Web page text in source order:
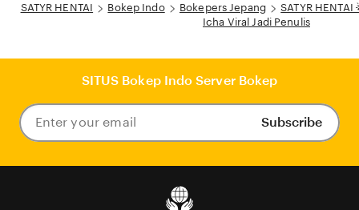
SATYR HENTAI
Bokep Indo Bokepers Jepang
SATYR
Icha Viral Jadi Penulis
SITUS Bokep Indo Server Bokep
Enter
your
Subscribe